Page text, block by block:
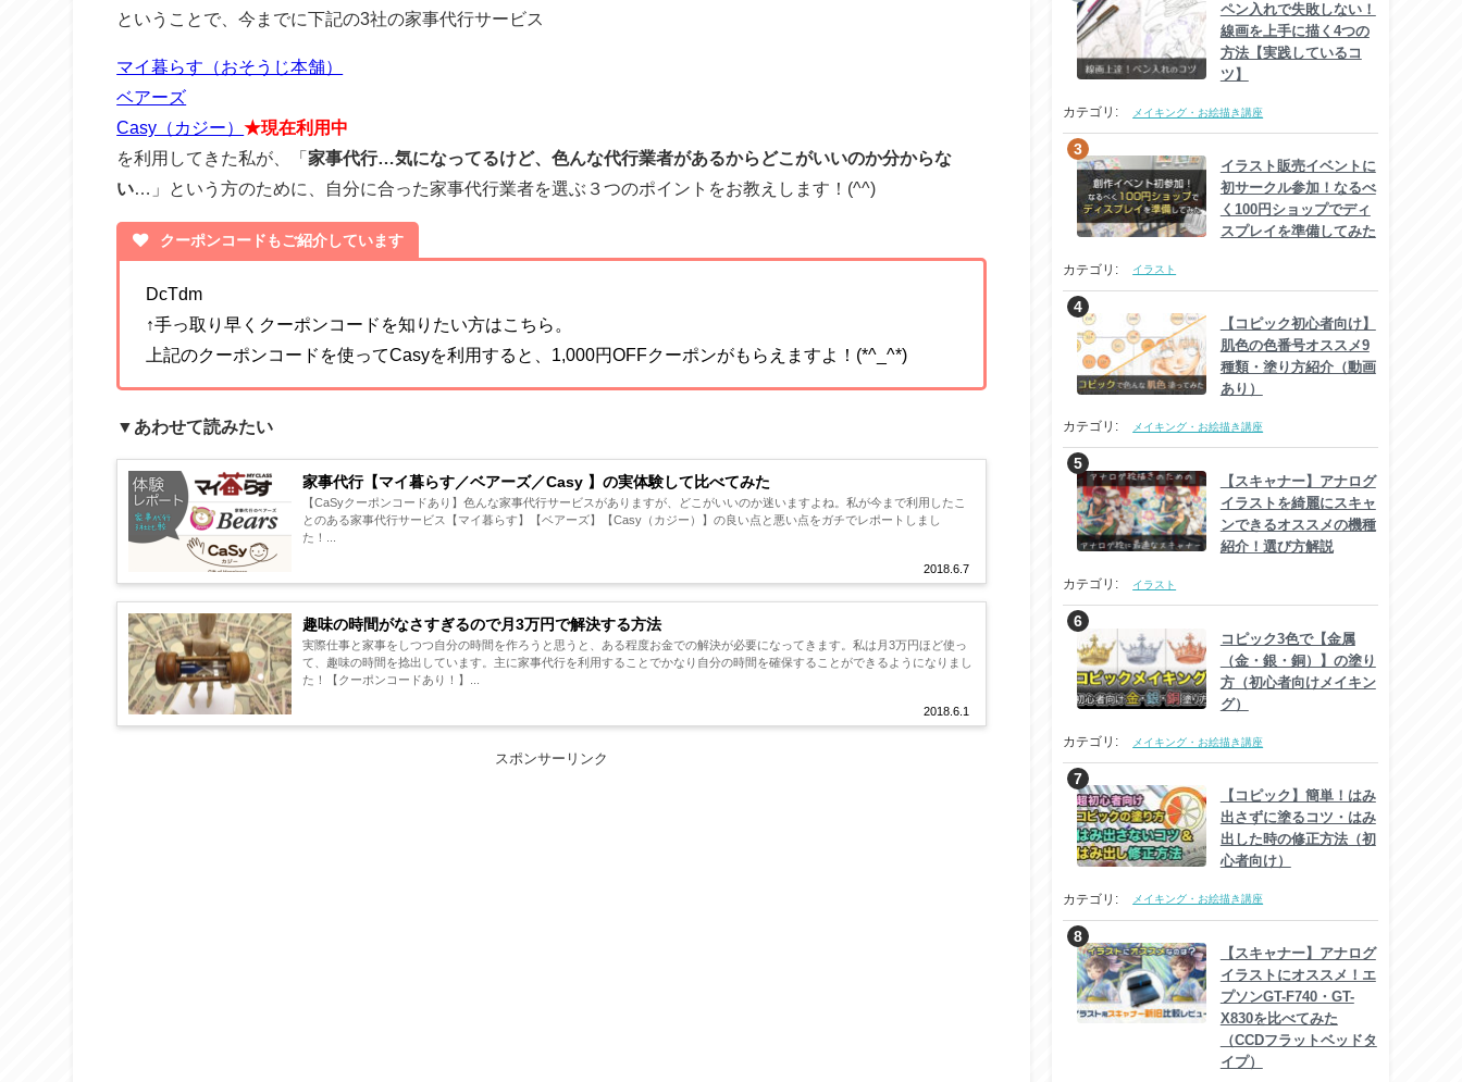
ということで、今までに下記の3社の家事代行サービス
マイ暮らす（おそうじ本舗）
ベアーズ
Casy（カジー）★現在利用中
を利用してきた私が、「家事代行…気になってるけど、色んな代行業者があるからどこがいいのか分からな
い …」という方のために、自分に合った家事代行業者を選ぶ３つのポイントをお教えします！(^^)
クーポンコードもご紹介しています
DcTdm
↑手っ取り早くクーポンコードを知りたい方はこちら。
上記のクーポンコードを使ってCasyを利用すると、1,000円OFFクーポンがもらえますよ！(*^_^*)
▼あわせて読みたい
家事代行【マイ暮らす／ベアーズ／Casy 】の実体験して比べてみた
2018.6.7
【CaSyクーポンコードあり】色んな家事代行サービスがありますが、どこがいいのか迷いますよね。私が今まで利用したこ
とのある家事代行サービス【マイ暮らす】【ベアーズ】【Casy（カジー）】の良い点と悪い点をガチでレポートしまし
た！...
趣味の時間がなさすぎるので月3万円で解決する方法
2018.6.1
実際仕事と家事をしつつ自分の時間を作ろうと思うと、ある程度お金での解決が必要になってきます。私は月3万円ほど使っ
て、趣味の時間を捻出しています。主に家事代行を利用することでかなり自分の時間を確保することができるようになりまし
た！【クーポンコードあり！】...
スポンサーリンク
ペン入れで失敗しない！
線画を上手に描く4つの
方法【実践しているコ
ツ】
カテゴリ: メイキング・お絵描き講座
イラスト販売イベントに
初サークル参加！なるべ
く100円ショップでディ
スプレイを準備してみた
カテゴリ: イラスト
【コピック初心者向け】
肌色の色番号オススメ9
種類・塗り方紹介（動画
あり）
カテゴリ: メイキング・お絵描き講座
【スキャナー】アナログ
イラストを綺麗にスキャ
ンできるオススメの機種
紹介！選び方解説
カテゴリ: イラスト
コピック3色で【金属
（金・銀・銅）】の塗り
方（初心者向けメイキン
グ）
カテゴリ: メイキング・お絵描き講座
【コピック】簡単！はみ
出さずに塗るコツ・はみ
出した時の修正方法（初
心者向け）
カテゴリ: メイキング・お絵描き講座
【スキャナー】アナログ
イラストにオススメ！エ
プソンGT-F740・GT-
X830を比べてみた
（CCDフラットベッドタ
イプ）